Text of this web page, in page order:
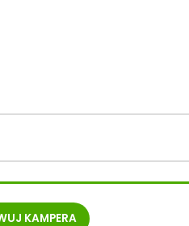
KAMPERA